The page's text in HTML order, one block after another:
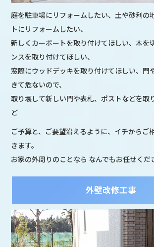
庭を駐車場にリフォームしたい、土や砂利の
トにリフォームしたい、
新しくカーポートを取り付けてほしい、木を
ンスを取り付けてほしい、
窓際にウッドデッキを取り付けてほしい、門
きて危ないので、
取り壊して新しい門や表札、ポストなどを取
ど
ご予算と、ご要望沿えるように、イチからご
きます。
お家の外周りのことなら なんでもお任せくだ
外壁改修工事